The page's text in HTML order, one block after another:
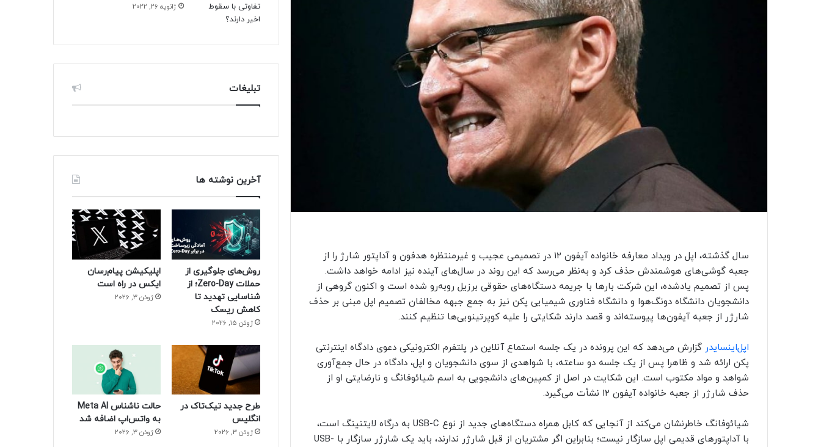
سال گذشته، اپل در ویداد معارفه خانواده آیفون ۱۲ در تصمیمی عجیب و غیرمنتظره هدفون و آداپتور شارژ را از
جعبه گوشی‌های هوشمندش حذف کرد و به‌نظر می‌رسد که این روند در سال‌های آینده نیز ادامه خواهد داشت.
پس از تصمیم یادشده، این شرکت بارها با جریمه دستگاه‌های حقوقی برزیل روبه‌رو شده است و اکنون گروهی از
دانشجویان دانشگاه دونگ‌هوا و دانشگاه فناوری شیمیایی پکن نیز به جمع جبهه مخالفان تصمیم اپل مبنی بر حذف
شارژر از جعبه آیفون‌ها پیوسته‌اند و قصد دارند شکایتی را علیه کوپرتینویی‌ها تنظیم کنند.
اپل‌اینسایدر گزارش می‌دهد که این پرونده در یک جلسه استماع آنلاین در پلتفرم الکترونیکی دعوی دادگاه اینترنتی
پکن ارائه شد و ظاهرا پس از یک جلسه دو ساعته، با شواهدی از سوی دانشجویان و اپل، دادگاه در حال جمع‌آوری
شواهد و مواد مکتوب است. این شکایت در اصل از کمپین‌های دانشجویی به اسم شیائوفانگ و نارضایتی او از
حذف شارژر از جعبه خانواده آیفون ۱۲ نشأت می‌گیرد.
شیائوفانگ خاطرنشان می‌کند از آنجایی که کابل همراه دستگاه‌های جدید از نوع USB-C به درگاه لایتنینگ است،
با آداپتورهای قدیمی اپل سازگار نیست؛ بنابراین اگر مشتریان از قبل شارژر ندارند، باید یک شارژر سازگار با USB-
ژانویه 26, 2022
تبلیغات
آخرین نوشته ها
روش‌های جلوگیری از
حملات Zero-Day؛ از
شناسایی تهدید تا
کاهش ریسک
ژوئن 15, 2026
اپلیکیشن پیام‌رسان
ایکس در راه است
ژوئن 3, 2026
طرح جدید تیک‌تاک در
انگلیس
ژوئن 3, 2026
حالت ناشناس Meta AI
به واتس‌اپ اضافه شد
ژوئن 3, 2026